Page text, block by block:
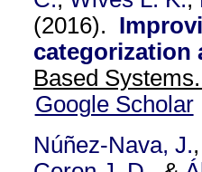
(2016).
categorization
Based
Google Scholar
Núñez-Nava, J.,